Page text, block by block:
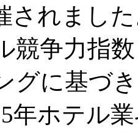
されまし
競争力指
グに基づ
年ホテル